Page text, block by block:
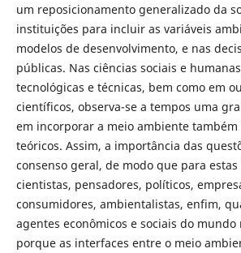
um reposicionamento generalizado da
instituições para incluir as variáveis
modelos de desenvolvimento, e nas
públicas. Nas ciências sociais e
tecnológicas e técnicas, bem como em
científicos, observa-se a tempos uma
em incorporar a meio ambiente também
teóricos. Assim, a importância das
consenso geral, de modo que para
cientistas, pensadores, políticos,
consumidores, ambientalistas, enfim,
agentes econômicos e sociais do
porque as interfaces entre o meio